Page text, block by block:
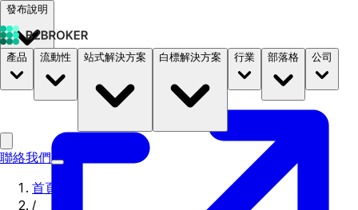
發布說明
文件 定價 B2STORE
產品 流動性 站式解決方案 白標解決方案 行業 部落格 公司
聯絡我們
首頁
/